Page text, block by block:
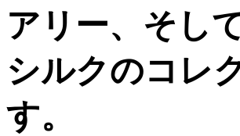
アリー、そし
シルクのコレ
す。